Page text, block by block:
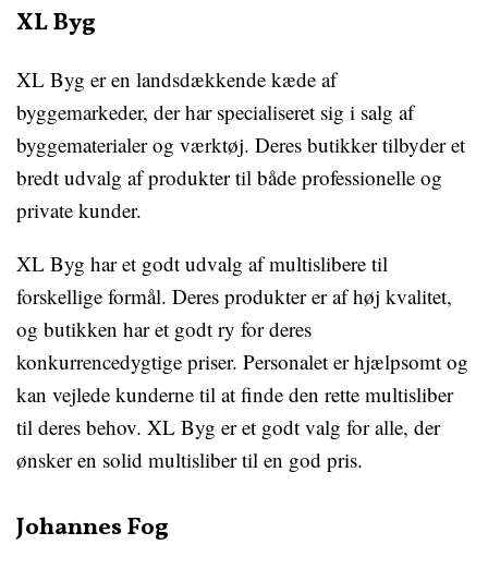
XL Byg
XL Byg er en landsdækkende kæde af
byggemarkeder, der har specialiseret sig i salg af
byggematerialer og værktøj. Deres butikker tilbyder et
bredt udvalg af produkter til både professionelle og
private kunder.
XL Byg har et godt udvalg af multislibere til
forskellige formål. Deres produkter er af høj kvalitet,
og butikken har et godt ry for deres
konkurrencedygtige priser. Personalet er hjælpsomt og
kan vejlede kunderne til at finde den rette multisliber
til deres behov. XL Byg er et godt valg for alle, der
ønsker en solid multisliber til en god pris.
Johannes Fog